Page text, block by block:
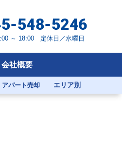
～ 18:00 定休日／水曜日
会社概要
アパート売却 エリア別